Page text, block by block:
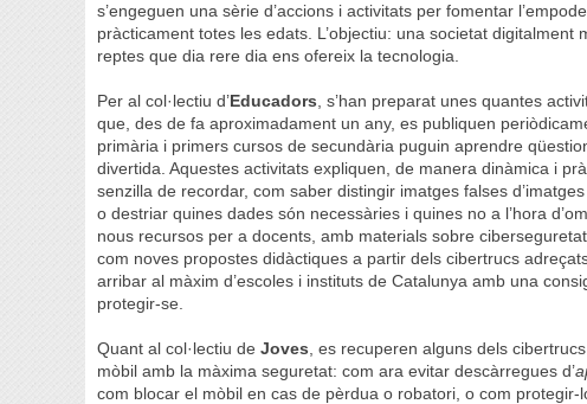
s’engeguen una sèrie d’accions i activitats per fomentar
pràcticament totes les edats. L’objectiu: una societat
reptes que dia rere dia ens ofereix la tecnologia.
Per al col·lectiu d’Educadors , s’han preparat unes quantes
que, des de fa aproximadament un any, es publiquen
primària i primers cursos de secundària puguin aprendre
divertida. Aquestes activitats expliquen, de manera dinàmica i
senzilla de recordar, com saber distingir imatges falses
o destriar quines dades són necessàries i quines no a l’hora
nous recursos per a docents, amb materials sobre
com noves propostes didàctiques a partir dels cibertrucs
arribar al màxim d’escoles i instituts de Catalunya amb una
protegir-se.
Quant al col·lectiu deJoves , es recuperen alguns dels
mòbil amb la màxima seguretat: com ara evitar descàrregues d’
com blocar el mòbil en cas de pèrdua o robatori, o com